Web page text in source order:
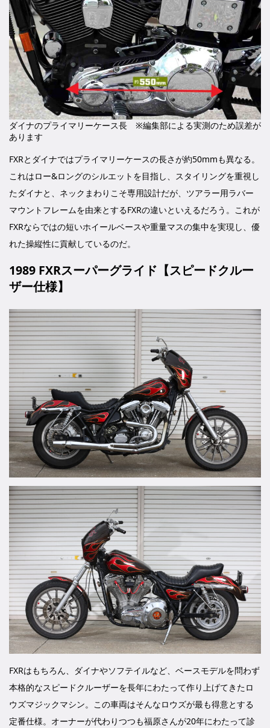
ダイナのプライマリーケース長 ※編集部による実測のため誤差が
あります
FXRとダイナではプライマリーケースの長さが約50mmも異なる。
これはロー&ロングのシルエットを目指し、スタイリングを重視し
たダイナと、ネックまわりこそ専用設計だが、ツアラー用ラバー
マウントフレームを由来とするFXRの違いといえるだろう。これが
FXRならではの短いホイールベースや重量マスの集中を実現し、優
れた操縦性に貢献しているのだ。
1989 FXRスーパーグライド【スピードクルー
ザー仕様】
FXRはもちろん、ダイナやソフテイルなど、ベースモデルを問わず
本格的なスピードクルーザーを長年にわたって作り上げてきたロ
ウズマジックマシン。この車両はそんなロウズが最も得意とする
定番仕様。オーナーが代わりつつも福原さんが20年にわたって診